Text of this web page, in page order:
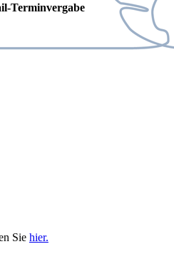
Terminvergabe
Sie hier.